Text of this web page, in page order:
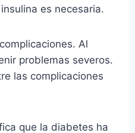
es necesaria.
Al
problemas severos.
las complicaciones
que la diabetes ha